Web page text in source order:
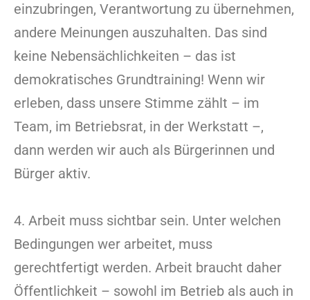
einzubringen, Verantwortung zu übernehmen,
andere Meinungen auszuhalten. Das sind
keine Nebensächlichkeiten – das ist
demokratisches Grundtraining! Wenn wir
erleben, dass unsere Stimme zählt – im
Team, im Betriebsrat, in der Werkstatt –,
dann werden wir auch als Bürgerinnen und
Bürger aktiv.
4. Arbeit muss sichtbar sein. Unter welchen
Bedingungen wer arbeitet, muss
gerechtfertigt werden. Arbeit braucht daher
Öffentlichkeit – sowohl im Betrieb als auch in